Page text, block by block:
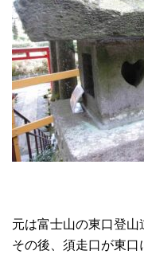
元は富士山の東口登山
その後、須走口が東口